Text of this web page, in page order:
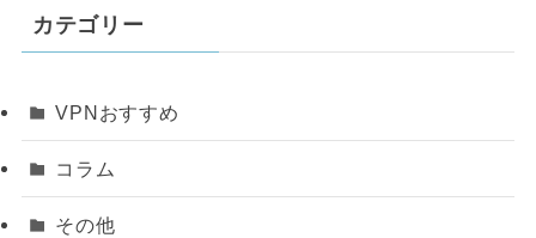
カテゴリー
VPNおすすめ
コラム
その他